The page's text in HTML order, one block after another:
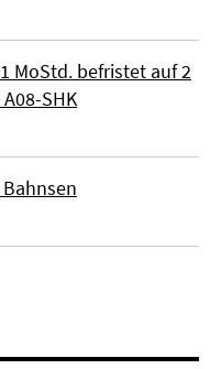
MoStd. befristet auf 2
SHK